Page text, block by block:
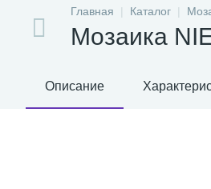
Главная Каталог
Мозаика
Описание